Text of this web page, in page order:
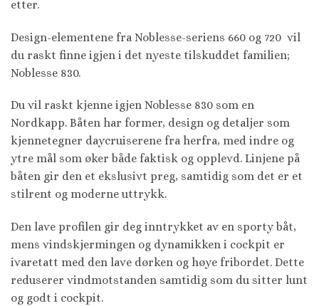
etter.
Design-elementene fra Noblesse-seriens 660 og 720 vil
du raskt finne igjen i det nyeste tilskuddet familien;
Noblesse 830.
Du vil raskt kjenne igjen Noblesse 830 som en
Nordkapp. Båten har former, design og detaljer som
kjennetegner daycruiserene fra herfra, med indre og
ytre mål som øker både faktisk og opplevd. Linjene på
båten gir den et ekslusivt preg, samtidig som det er et
stilrent og moderne uttrykk.
Den lave profilen gir deg inntrykket av en sporty båt,
mens vindskjermingen og dynamikken i cockpit er
ivaretatt med den lave dørken og høye fribordet. Dette
reduserer vindmotstanden samtidig som du sitter lunt
og godt i cockpit.